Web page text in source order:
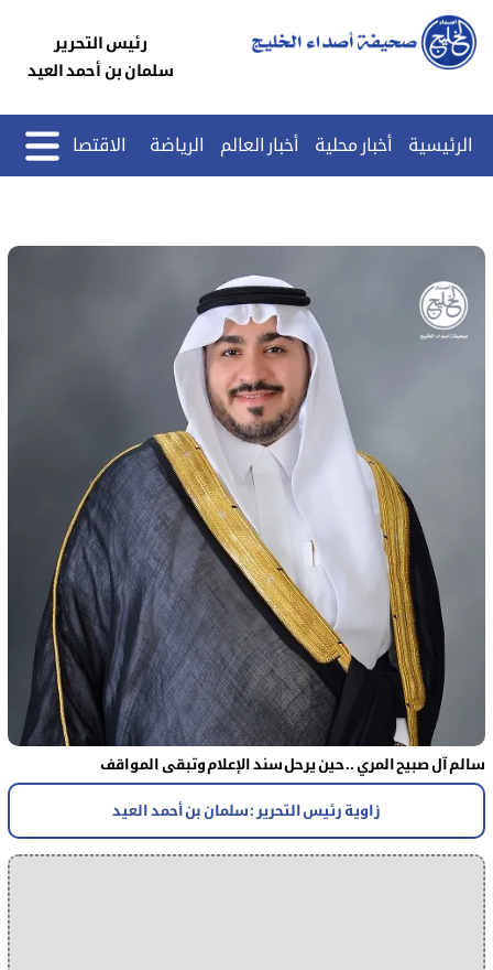
رئيس التحرير
سلمان بن أحمد العيد
الرئيسية أخبار محلية أخبار العالم الرياضة الاقتصاد
سالم آل صبيح المري .. حين يرحل سند الإعلام وتبقى المواقف
زاوية رئيس التحرير : سلمان بن أحمد العيد